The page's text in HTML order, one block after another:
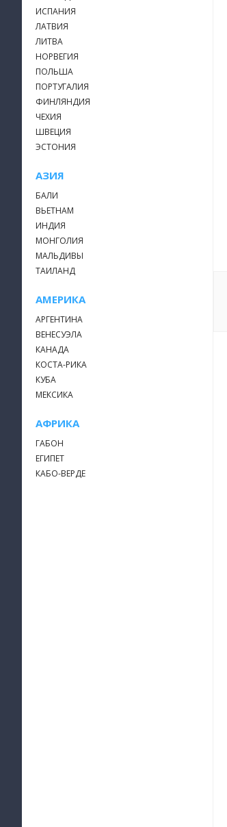
ИСПАНИЯ
ЛАТВИЯ
ЛИТВА
НОРВЕГИЯ
ПОЛЬША
ПОРТУГАЛИЯ
ФИНЛЯНДИЯ
ЧЕХИЯ
ШВЕЦИЯ
ЭСТОНИЯ
АЗИЯ
БАЛИ
ВЬЕТНАМ
ИНДИЯ
МОНГОЛИЯ
МАЛЬДИВЫ
ТАИЛАНД
АМЕРИКА
АРГЕНТИНА
ВЕНЕСУЭЛА
КАНАДА
КОСТА-РИКА
КУБА
МЕКСИКА
АФРИКА
ГАБОН
ЕГИПЕТ
КАБО-ВЕРДЕ